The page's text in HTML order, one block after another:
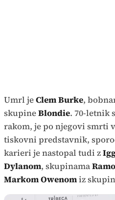
Umrl jeClem Burke,
skupineBlondie. 70-letnik
rakom, je po njegovi smrti
tiskovni predstavnik,
karieri je nastopal tudi z
Dylanom, skupinama
Markom Owenomiz